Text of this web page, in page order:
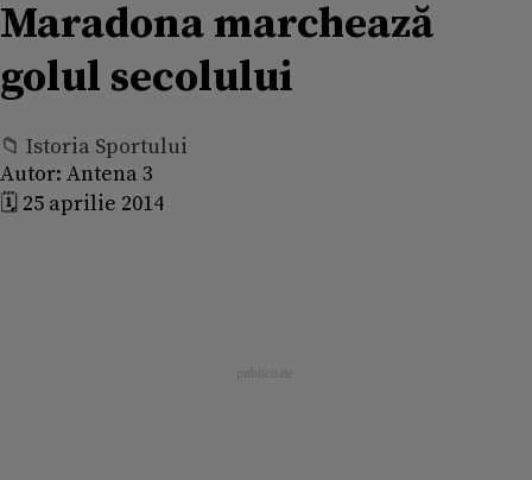
Maradona marchează
golul secolului
📁 Istoria Sportului
Autor: Antena 3
🗓️ 25 aprilie 2014